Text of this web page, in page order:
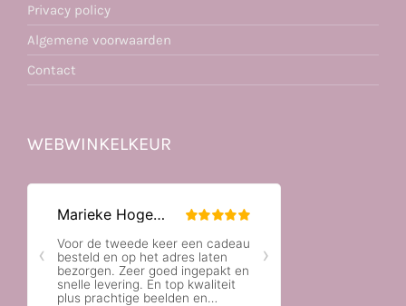
Privacy policy
Algemene voorwaarden
Contact
WEBWINKELKEUR